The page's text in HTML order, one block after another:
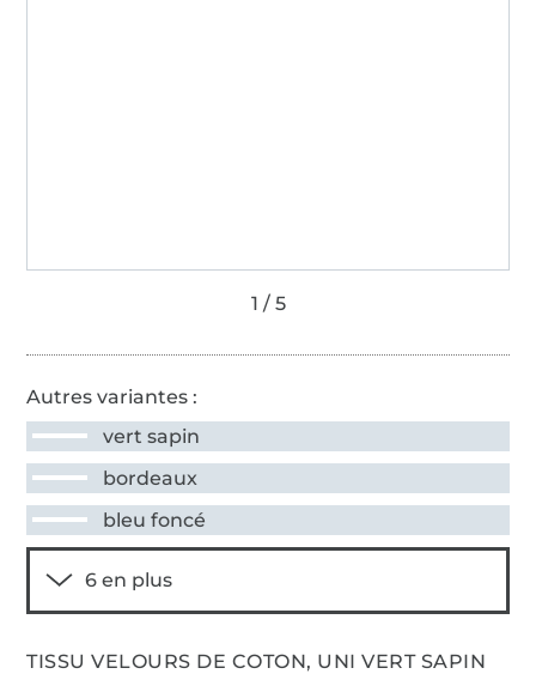
Autres variantes :
vert sapin
bordeaux
bleu foncé
TISSU VELOURS DE COTON, UNI VERT SAPIN